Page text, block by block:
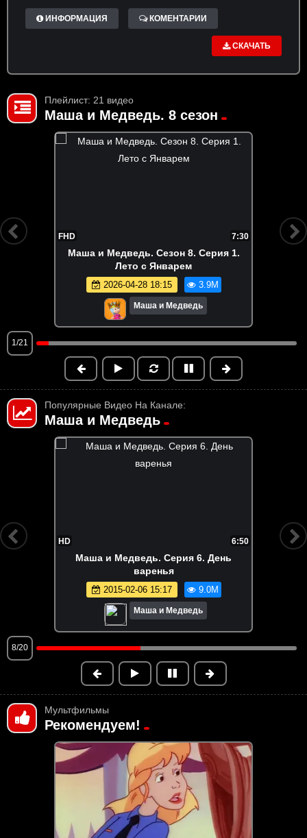
ИНФОРМАЦИЯ КОМЕНТАРИИ
СКАЧАТЬ
Плейлист: 21 видео
Маша и Медведь. 8 сезон
FHD 7:30
Маша и Медведь. Сезон 8. Серия 1.
Лето с Январем
2026-04-28 18:15 3.9M
Маша и Медведь
1/21
Популярные Видео На Канале:
Маша и Медведь
FHD 7:30
Маша и Медведь. Серия 147. Летучий
корабль
2025-04-17 11:51 8.9M
Маша и Медведь
9/20
Мультфильмы
Рекомендуем!